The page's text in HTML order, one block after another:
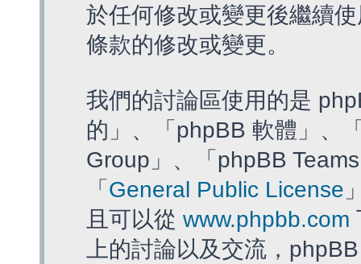
於任何修改或變更後繼續
條款的修改或變更。
我們的討論區使用的是
的」、「phpBB 軟體」、
Group」、「phpBB
「 General Public License
且可以從 www.phpbb.com
上的討論以及交流，